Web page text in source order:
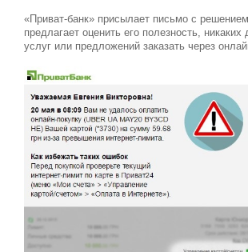
«Приват-банк» присылает письмо с
предлагает оценить его полезность,
услуг или предложений заказать через